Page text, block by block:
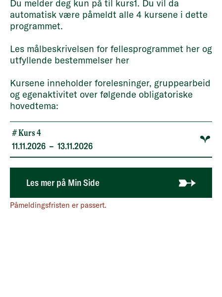
Du melder deg kun på til kurs1. Du vil da
automatisk være påmeldt alle 4 kursene i dette
programmet.
Les målbeskrivelsen for fellesprogrammet her og
utfyllende bestemmelser her
Kursene inneholder forelesninger, gruppearbeid
og egenaktivitet over følgende obligatoriske
hovedtema:
# Kurs 4
11.11.2026 – 13.11.2026
Logg inn på Min side for mer informasjon om [NEW]
Les mer på Min Side
Påmeldingsfristen er passert.